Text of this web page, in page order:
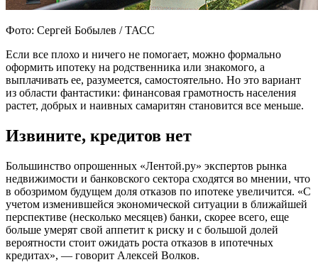
Фото: Сергей Бобылев / ТАСС
Если все плохо и ничего не помогает, можно формально
оформить ипотеку на родственника или знакомого, а
выплачивать ее, разумеется, самостоятельно. Но это вариант
из области фантастики: финансовая грамотность населения
растет, добрых и наивных самаритян становится все меньше.
Извините, кредитов нет
Большинство опрошенных «Лентой.ру» экспертов рынка
недвижимости и банковского сектора сходятся во мнении, что
в обозримом будущем доля отказов по ипотеке увеличится. «С
учетом изменившейся экономической ситуации в ближайшей
перспективе (несколько месяцев) банки, скорее всего, еще
больше умерят свой аппетит к риску и с большой долей
вероятности стоит ожидать роста отказов в ипотечных
кредитах», — говорит Алексей Волков.